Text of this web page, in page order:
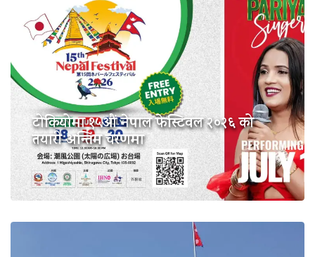
टोकियोमा १५औं नेपाल फेस्टिवल २०२६ को
तयारी अन्तिम चरणमा